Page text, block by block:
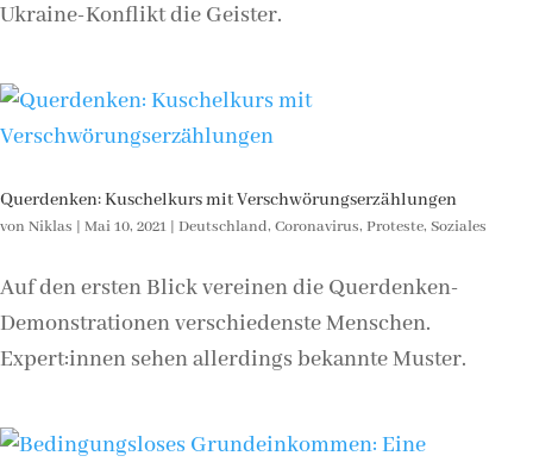
Ukraine-Konflikt die Geister.
Querdenken: Kuschelkurs mit Verschwörungserzählungen
von Niklas | Mai 10, 2021 | Deutschland, Coronavirus, Proteste, Soziales
Auf den ersten Blick vereinen die Querdenken-
Demonstrationen verschiedenste Menschen.
Expert:innen sehen allerdings bekannte Muster.